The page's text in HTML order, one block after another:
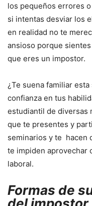
los pequeños errores
si intentas desviar los
en realidad no te
ansioso porque
que eres un impostor.
¿Te suena familiar
confianza en tus
estudiantil de diversas
que te presentes y
seminarios y te hacen
te impiden aprovechar
laboral.
Formas de